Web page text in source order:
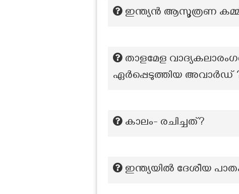
ഇന്ത്യന്‍ ആസൂത്രണ
താളമേള
ഏർപ്പെടുത്തിയ അവാർഡ്
കാലം- രചിച്ചത്?
ഇന്ത്യയിൽ ദേശീയ